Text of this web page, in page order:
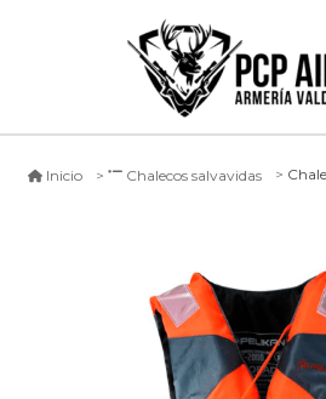
Inicio Chalecos salvavidas